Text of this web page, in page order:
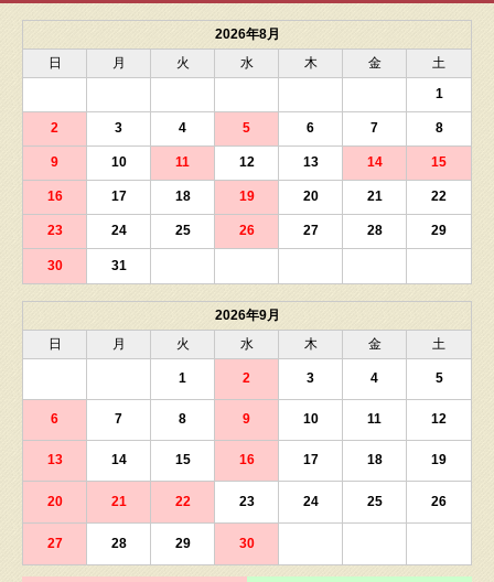
2026年8月
日
月 火 水 木 金
土
1
2 3 4 5 6 7 8
9 10 11 12 13 14 15
16 17 18 19 20 21 22
23 24 25 26 27 28 29
30 31
2026年9月
日
月 火 水 木 金 土
1 2 3 4 5
6 7 8 9 10 11 12
13 14 15 16 17 18 19
20 21 22 23 24 25 26
27 28 29 30